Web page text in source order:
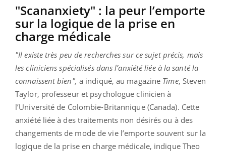
"Scananxiety" : la peur l’emporte
sur la logique de la prise en
charge médicale
"Il existe très peu de recherches sur ce sujet précis, mais
les cliniciens spécialisés dans l’anxiété liée à la santé la
connaissent bien", a indiqué, au magazine Time, Steven
Taylor, professeur et psychologue clinicien à
l’Université de Colombie-Britannique (Canada). Cette
anxiété liée à des traitements non désirés ou à des
changements de mode de vie l’emporte souvent sur la
logique de la prise en charge médicale, indique Theo